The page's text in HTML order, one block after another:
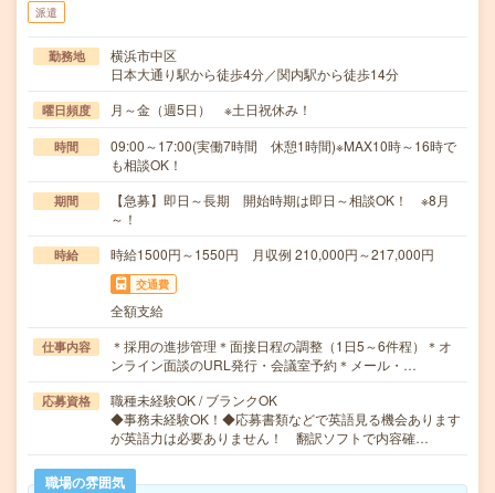
派遣
勤務地
横浜市中区
日本大通り駅から徒歩4分／関内駅から徒歩14分
曜日頻度 月～金（週5日） ※土日祝休み！
時間
09:00～17:00(実働7時間 休憩1時間)※MAX10時～16時で
も相談OK！
期間
【急募】即日～長期 開始時期は即日～相談OK！ ※8月
～！
時給 時給1500円～1550円 月収例 210,000円～217,000円
交通費
全額支給
仕事内容
＊採用の進捗管理＊面接日程の調整（1日5～6件程）＊オ
ンライン面談のURL発行・会議室予約＊メール・…
応募資格
職種未経験OK / ブランクOK
◆事務未経験OK！◆応募書類などで英語見る機会あります
が英語力は必要ありません！ 翻訳ソフトで内容確…
職場の雰囲気